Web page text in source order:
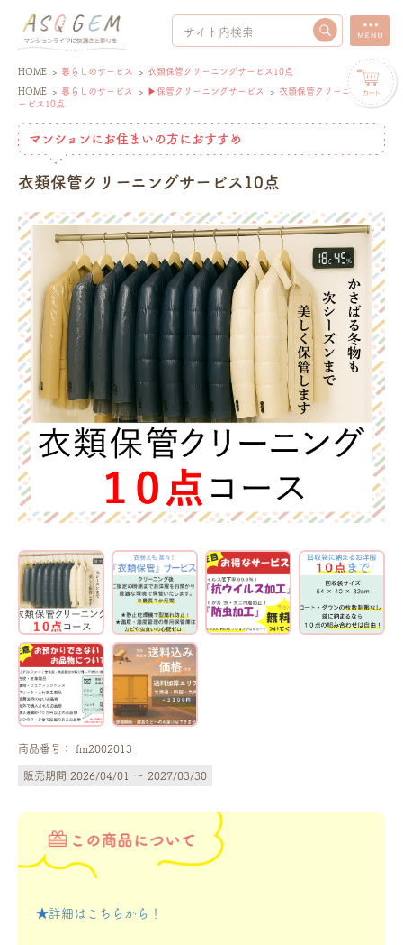
HOME > 暮らしのサービス > 衣類保管クリーニングサービス10点
HOME > 暮らしのサービス > ▶保管クリーニングサービス > 衣類保管クリーニングサ
ービス10点
マンションにお住まいの方におすすめ
衣類保管クリーニングサービス10点
商品番号： fm2002013
販売期間 2026/04/01 ～ 2027/03/30
★詳細はこちらから！